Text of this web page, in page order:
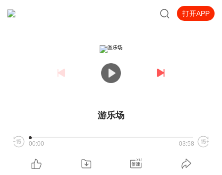
打开APP
游乐场
00:00 03:58